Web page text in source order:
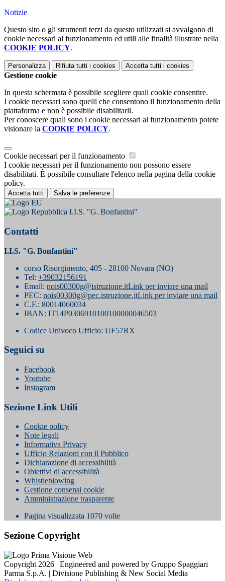
Notizie
Questo sito o gli strumenti terzi da questo utilizzati si avvalgono di
cookie necessari al funzionamento ed utili alle finalità illustrate nella
COOKIE POLICY.
Personalizza Rifiuta tutti i cookies Accetta tutti i cookies
Gestione cookie
In questa schermata è possibile scegliere quali cookie consentire.
I cookie necessari sono quelli che consentono il funzionamento della
piattaforma e non è possibile disabilitarli.
Per conoscere quali sono i cookie necessari al funzionamento potete
visionare la COOKIE POLICY.
Cookie necessari per il funzionamento
I cookie necessari per il funzionamento non possono essere
disabilitati. È possibile consultare l'elenco nella pagina della cookie
policy.
Accetta tutti Salva le preferenze
I.I.S. "G. Bonfantini"
Contatti
I.I.S. "G. Bonfantini"
corso Risorgimento, 405 - 28100 Novara (NO)
Tel: +39032156191
Email: nois00300g@istruzione.itLink per inviare una mail
PEC: nois00300g@pec.istruzione.itLink per inviare una mail
C.F.: 80014060034
IBAN: IT14P0306910100100000046503
Codice Univoco Ufficio: UF57RX
Seguici su
Facebook
Youtube
Instagram
Sezione Link Utili
Cookie policy
Note legali
Informativa Privacy
Ufficio Relazioni con il Pubblico
Dichiarazione di accessibilità
Obiettivi di accessibilità
Whistleblowing
Gestione consensi cookie
Amministrazione trasparente
Pagina visualizzata 1070 volte
Sezione Copyright
Copyright 2026 | Engineered and powered by Gruppo Spaggiari
Parma S.p.A. | Divisione Publishing & New Social Media